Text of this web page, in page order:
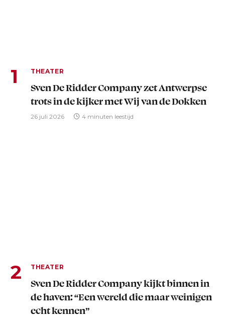
THEATER
Sven De Ridder Company zet Antwerpse
trots in de kijker met Wij van de Dokken
26 juli 2026 4 minuten leestijd
THEATER
Sven De Ridder Company kijkt binnen in
de haven: “Een wereld die maar weinigen
echt kennen”